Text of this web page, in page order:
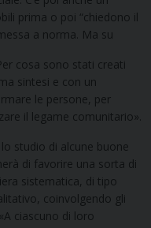
prima o poi “chiedono il
a norma. Ma su
cosa sono stati creati
sintesi e con un
le persone, per
il legame comunitario».
studio di alcune buone
di favorire una sorta di
sistematica, di tipo
coinvolgendo gli
ciascuno di loro